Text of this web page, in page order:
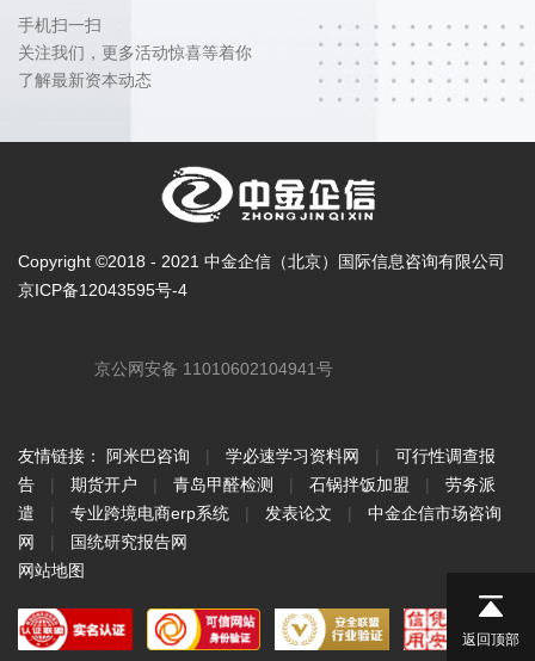
手机扫一扫
关注我们，更多活动惊喜等着你
了解最新资本动态
Copyright ©2018 - 2021 中金企信（北京）国际信息咨询有限公司
京ICP备12043595号-4
京公网安备 11010602104941号
友情链接： 阿米巴咨询 | 学必速学习资料网 |
可行性调查报
告
| 期货开户 | 青岛甲醛检测 | 石锅拌饭加盟 |
劳务派
遣
| 专业跨境电商erp系统 | 发表论文 |
中金企信市场咨询
网
|
国统研究报告网
网站地图
返回顶部